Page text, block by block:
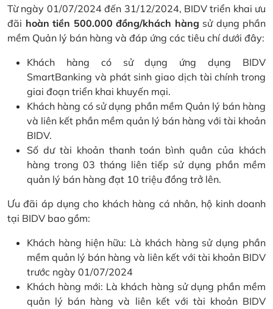
Từ ngày 01/07/2024 đến 31/12/2024, BIDV triển khai ưu
đãi hoàn tiền 500.000 đồng/khách hàng sử dụng phần
mềm Quản lý bán hàng và đáp ứng các tiêu chí dưới đây:
Khách hàng có sử dụng ứng dụng BIDV
SmartBanking và phát sinh giao dịch tài chính trong
giai đoạn triển khai khuyến mại.
Khách hàng có sử dụng phần mềm Quản lý bán hàng
và liên kết phần mềm quản lý bán hàng với tài khoản
BIDV.
Số dư tài khoản thanh toán bình quân của khách
hàng trong 03 tháng liên tiếp sử dụng phần mềm
quản lý bán hàng đạt 10 triệu đồng trở lên.
Ưu đãi áp dụng cho khách hàng cá nhân, hộ kinh doanh
tại BIDV bao gồm:
Khách hàng hiện hữu: Là khách hàng sử dụng phần
mềm quản lý bán hàng và liên kết với tài khoản BIDV
trước ngày 01/07/2024
Khách hàng mới: Là khách hàng sử dụng phần mềm
quản lý bán hàng và liên kết với tài khoản BIDV